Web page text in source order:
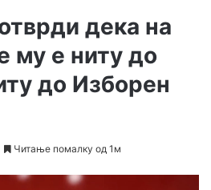
дека на
му е ниту до
до Изборен
Читање помалку од 1м